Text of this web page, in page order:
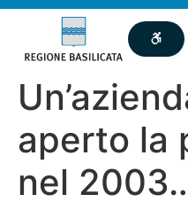
aperto la
nel